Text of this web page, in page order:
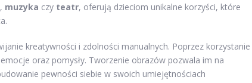
, muzyka czy teatr, oferują dzieciom unikalne korzyści, które
kreatywności i zdolności manualnych. Poprzez korzystanie
oraz pomysły. Tworzenie obrazów pozwala im na
pewności siebie w swoich umiejętnościach